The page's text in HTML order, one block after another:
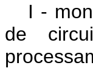
I -
de